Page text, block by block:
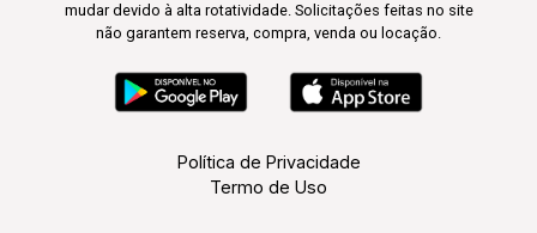
mudar devido à alta rotatividade. Solicitações feitas no site
não garantem reserva, compra, venda ou locação.
Política de Privacidade
Termo de Uso